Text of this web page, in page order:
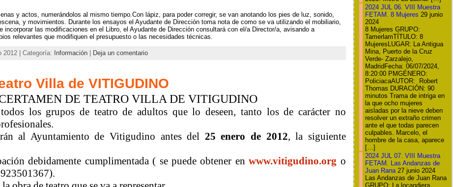
y actos, numerándolos al mismo tiempo.Con lápiz, para poder corregir, se van anotando los pies de luz, sonido,
y movimientos. Durante los ensayos el Ayudante de Dirección toma nota de como se va utilizando el mobiliario,
incorporar las modificaciones en el Libro, el Ayudante de Dirección consultará con el/a Director/a, avisando a
relevantes que modifiquen el presupuesto o las necesidades técnicas.
| Categoría: Información| Deja un comentario
Villa de VITIGUDINO
DE TEATRO VILLA DE VITIGUDINO
los grupos de teatro de adultos que lo deseen, tanto los de carácter no
al Ayuntamiento de Vitigudino antes del 25 enero de 2012, la siguiente
debidamente cumplimentada ( se puede obtener enwww.vitigudino.org o
2024 JUL 06. VIII Muestra
FETAM. 8 Mujeres 29 junio
2024
8 Mujeres GRUPO:
TamerlamTÍTULO: 8
MujeresLUGAR: La Antigua
Mina, Puerto de la Cruz
Verde- Zarzalejo,
MadridFecha: 06/07/2024,
8:20:00 PMGÉNERO:
PoliciacaAUTOR: Robert
Thomas DURACIÓN: 90
minutos Trama de intriga en
la que ocho mujeres
aisladas por la nieve deben
resolver un extraño crimen
ante el que todas parecen
culpables. Marcelo, el
hombre de la casa, aparece
[…]
2024 JUL 07. VIII Muestra
FETAM. Las Andanzas de
Juan Rana 27 junio 2024
Las Andanzas de Juan Rana
GRUPO: La locandiera